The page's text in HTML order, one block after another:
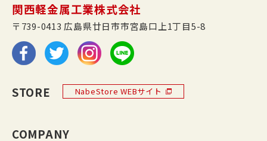
関西軽金属工業株式会社
〒739-0413 広島県廿日市市宮島口上1丁目5-8
STORE NabeStore WEBサイト
COMPANY